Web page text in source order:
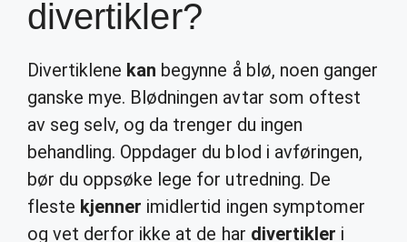
divertikler?
Divertiklene kan begynne å blø, noen ganger
ganske mye. Blødningen avtar som oftest
av seg selv, og da trenger du ingen
behandling. Oppdager du blod i avføringen,
bør du oppsøke lege for utredning. De
fleste kjenner imidlertid ingen symptomer
og vet derfor ikke at de har divertikler i